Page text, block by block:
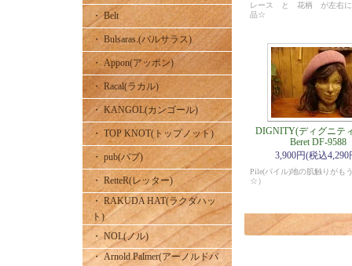
・ Belt
・ Bulsaras.(バルサラス)
・ Appon(アッポン)
・ Racal(ラカル)
・ KANGOL(カンゴール)
・ TOP KNOT(トップノット)
・ pub(パブ)
・ RetteR(レッター)
・ RAKUDA HAT(ラクダハッ
ト)
・ NOL(ノル)
・ Arnold Palmer(アーノルドパ
レース と 花柄 が左右に
品☆
DIGNITY(ディグニテ
Beret DF-9588
3,900円(税込4,290
Pile(パイル)地の肌触りがも
☆）